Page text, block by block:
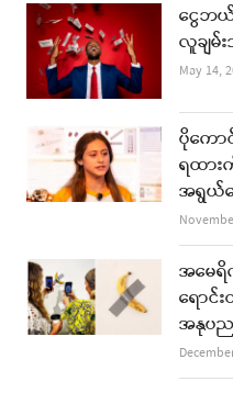
ငွေဘ
လူချ
May 14,
ပိုကော
ရထား
အရွယ်က
အမေရိ
ရော
အနုပ